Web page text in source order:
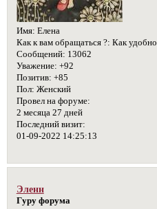
Имя: Елена
Как к вам обращаться ?: Как удобно
Сообщений: 13062
Уважение: +92
Позитив: +85
Пол: Женский
Провел на форуме:
2 месяца 27 дней
Последний визит:
01-09-2022 14:25:13
Эленн
Гуру форума